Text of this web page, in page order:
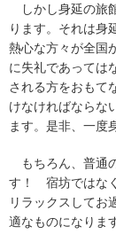
しかし身延の旅
ります。それは身
熱心な方々が全国
に失礼であっては
される方をおもて
けなければならな
ます。是非、一度
もちろん、普通
す！ 宿坊ではな
リラックスしてお
適なものになりま